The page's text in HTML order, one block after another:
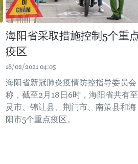
海阳省采取措施控制5个重
疫区
18/02/2021 04:05
海阳省新冠肺炎疫情防控指导委员会
称，截至2月18日6时，海阳省共有至
灵市、锦让县、荆门市、南策县和海
阳市5个重点疫区。